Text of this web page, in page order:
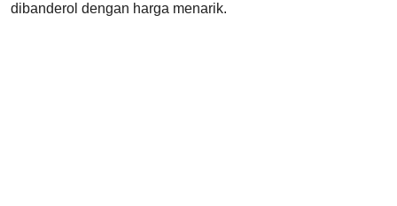
dibanderol dengan harga menarik.